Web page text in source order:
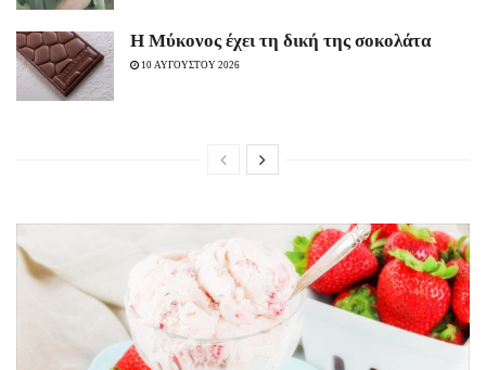
Η Μύκονος έχει τη δική της σοκολάτα
10 ΑΥΓΟΥΣΤΟΥ 2026